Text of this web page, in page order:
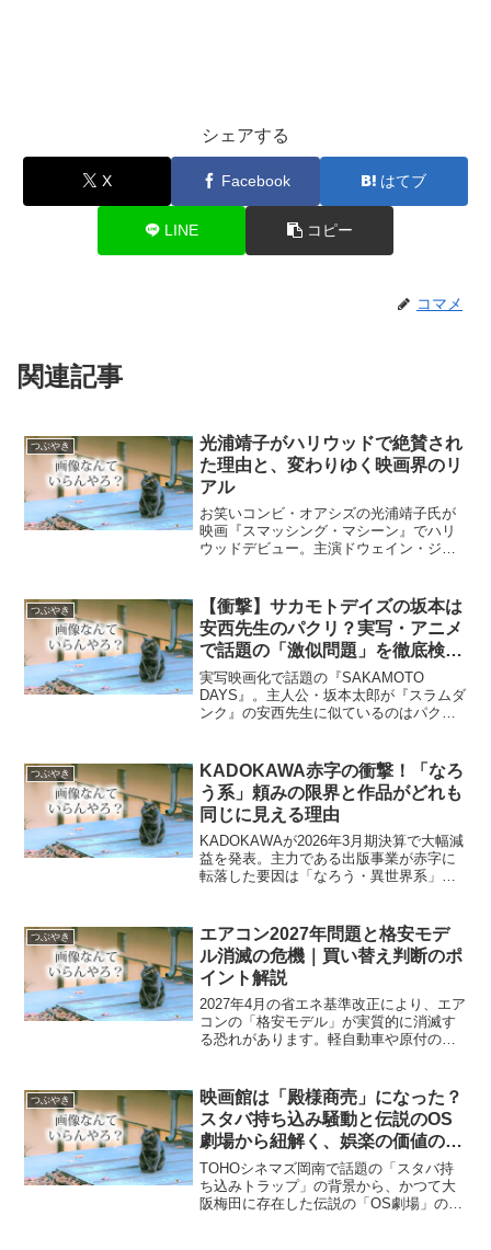
シェアする
X Facebook はてブ
LINE コピー
コマメ
関連記事
つぶやき
光浦靖子がハリウッドで絶賛され
た理由と、変わりゆく映画界のリ
アル
お笑いコンビ・オアシズの光浦靖子氏が
映画『スマッシング・マシーン』でハリ
ウッドデビュー。主演ドウェイン・ジョ
業界の最新トレンドをわかりやすく解説
します。
つぶやき
【衝撃】サカモトデイズの坂本は
安西先生のパクリ？実写・アニメ
で話題の「激似問題」を徹底検
証！
実写映画化で話題の『SAKAMOTO
DAYS』。主人公・坂本太郎が『スラムダ
ンク』の安西先生に似ているのはパクリ
アニメ版との違いなど、ファンが気にな
る情報を網羅しました。
つぶやき
KADOKAWA赤字の衝撃！「なろ
う系」頼みの限界と作品がどれも
同じに見える理由
KADOKAWAが2026年3月期決算で大幅減
益を発表。主力である出版事業が赤字に
転落した要因は「なろう・異世界系」へ
の飽き」の正体と、同社が進める最新の
再建策をわかりやすくまとめます。
つぶやき
エアコン2027年問題と格安モデ
ル消滅の危機｜買い替え判断のポ
イント解説
2027年4月の省エネ基準改正により、エア
コンの「格安モデル」が実質的に消滅す
る恐れがあります。軽自動車や原付の価
時期の判断基準をわかりやすく解説しま
す。
つぶやき
映画館は「殿様商売」になった？
スタバ持ち込み騒動と伝説のOS
劇場から紐解く、娯楽の価値の変
化
TOHOシネマズ岡南で話題の「スタバ持
ち込みトラップ」の背景から、かつて大
阪梅田に存在した伝説の「OS劇場」の特